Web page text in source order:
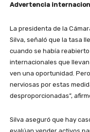
Advertencia
La presidenta de la
Silva, señaló que la tasa
cuando se había
internacionales que
ven una oportunidad.
nerviosas por estas
desproporcionadas”,
Silva aseguró que hay